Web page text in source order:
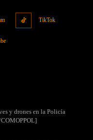
TikTok
y drones en la Policía